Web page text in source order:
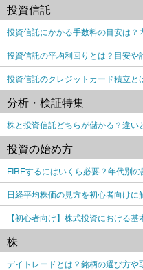
投資信託
投資信託にかかる手数料の目安は？
投資信託の平均利回りとは？目安や
投資信託のクレジットカード積立
分析・検証特集
株と投資信託どちらが儲かる？違
投資の始め方
FIREするにはいくら必要？年代別
日経平均株価の見方を初心者向け
【初心者向け】株式投資における
株
デイトレードとは？銘柄の選び方や